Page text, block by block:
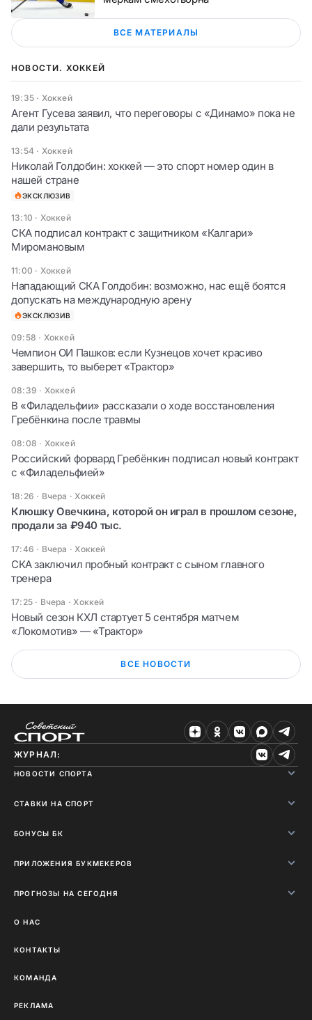
ВСЕ МАТЕРИАЛЫ
НОВОСТИ. ХОККЕЙ
19:35 · Хоккей
Агент Гусева заявил, что переговоры с «Динамо» пока не
дали результата
13:54 · Хоккей
Николай Голдобин: хоккей — это спорт номер один в
нашей стране
ЭКСКЛЮЗИВ
13:10 · Хоккей
СКА подписал контракт с защитником «Калгари»
Миромановым
11:00 · Хоккей
Нападающий СКА Голдобин: возможно, нас ещё боятся
допускать на международную арену
ЭКСКЛЮЗИВ
09:58 · Хоккей
Чемпион ОИ Пашков: если Кузнецов хочет красиво
завершить, то выберет «Трактор»
08:39 · Хоккей
В «Филадельфии» рассказали о ходе восстановления
Гребёнкина после травмы
08:08 · Хоккей
Российский форвард Гребёнкин подписал новый контракт
с «Филадельфией»
18:26 · Вчера ·Хоккей
Клюшку Овечкина, которой он играл в прошлом сезоне,
продали за ₽940 тыс.
17:46 · Вчера ·Хоккей
СКА заключил пробный контракт с сыном главного
тренера
17:25 · Вчера ·Хоккей
Новый сезон КХЛ стартует 5 сентября матчем
«Локомотив» — «Трактор»
ВСЕ НОВОСТИ
ЖУРНАЛ:
НОВОСТИ СПОРТА
СТАВКИ НА СПОРТ
БОНУСЫ БК
ПРИЛОЖЕНИЯ БУКМЕКЕРОВ
ПРОГНОЗЫ НА СЕГОДНЯ
О НАС
КОНТАКТЫ
КОМАНДА
РЕКЛАМА